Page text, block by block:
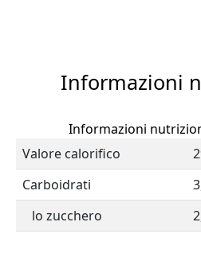
Informazioni
Informazioni
Valore calorifico
Carboidrati
lo zucchero